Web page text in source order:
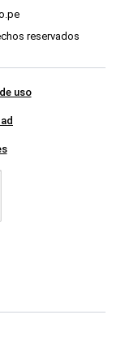
reservados
uso